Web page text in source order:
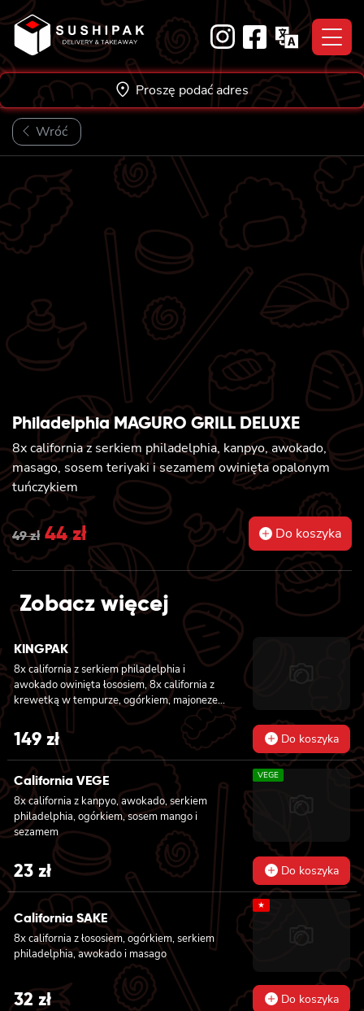
Skip
to
content
Proszę podać adres
Wróć
Philadelphia MAGURO GRILL DELUXE
8x california z serkiem philadelphia, kanpyo, awokado,
masago, sosem teriyaki i sezamem owinięta opalonym
tuńczykiem
49zł Original
price
was:
44złCurrent
price
is:
44 zł.
Do koszyka
Zobacz więcej
KINGPAK
8x california z serkiem philadelphia i
awokado owinięta łososiem, 8x california z
krewetką w tempurze, ogórkiem, majonezem
lekko pikantnym, sezam i masago owinięta
łososiem, 8x california z łososiem, serkiem
philadelphia, ogórkiem, majonezem lekko
pikantnym i sezamem owinięta krewetką, 8x
california z krewetką w tempurze, ogórkiem,
majonezem lekko pikantnym, sosem teriyaki i
sezamem owinięta węgorzem i awokado
149 zł Do koszyka
California VEGE
8x california z kanpyo, awokado, serkiem
philadelphia, ogórkiem, sosem mango i
sezamem
VEGE
23 zł Do koszyka
California SAKE
8x california z łososiem, ogórkiem, serkiem
philadelphia, awokado i masago
★
32 zł Do koszyka